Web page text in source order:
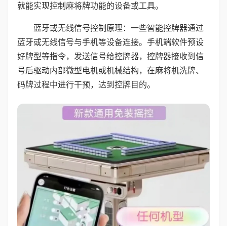
就能实现控制麻将牌功能的设备或工具。
蓝牙或无线信号控制原理：一些智能控牌器通过
蓝牙或无线信号与手机等设备连接。手机端软件预设
好牌型等指令，发送信号给控牌器，控牌器接收到信
号后驱动内部微型电机或机械结构，在麻将机洗牌、
码牌过程中进行干预，达到控牌目的。